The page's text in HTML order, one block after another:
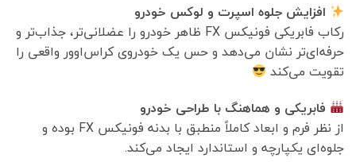
افزایش جلوه اسپرت و لوکس خودرو
رکاب فابریکی فونيكس FX ظاهر خودرو را عضلانی‌تر، جذاب‌تر و
حرفه‌ای‌تر نشان می‌دهد و حس یک خودروی کراس‌اوور واقعی را
تقویت می‌کند
فابریکی و هماهنگ با طراحی خودرو
از نظر فرم و ابعاد کاملاً منطبق با بدنه فونيكس FX بوده و
جلوه‌ای یکپارچه و استاندارد ایجاد می‌کند.